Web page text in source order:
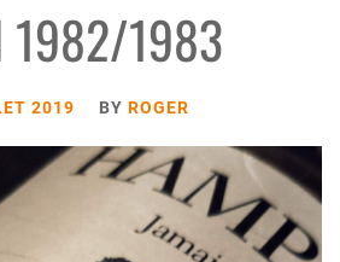
1982/1983
2019 BY ROGER